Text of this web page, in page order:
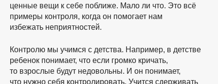
ценные вещи к себе поближе. Мало ли что. Это всё
примеры контроля, когда он помогает нам
избежать неприятностей.
Контролю мы учимся с детства. Например, в детстве
ребенок понимает, что если громко кричать,
то взрослые будут недовольны. И он понимает,
что нужно себя контролировать. Учится сдерживать